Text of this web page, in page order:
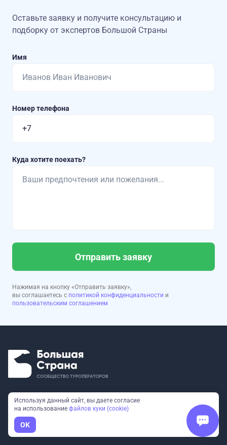
Оставьте заявку и получите консультацию и
подборку от экспертов Большой Страны
Имя
Номер телефона
Куда хотите поехать?
Отправить заявку
Нажимая на кнопку «Отправить заявку»,
вы соглашаетесь с политикой конфиденциальности и
пользовательским соглашением
ТУРЫ КОРПОРАТИВНЫЕ ТУРЫ
РЕГИОНЫ
Используя данный сайт, вы даете согласие
на использование файлов куки (cookie)
OK